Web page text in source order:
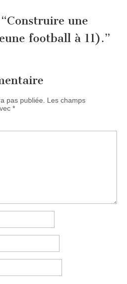
Construire une
football à 11).”
pas publiée. Les champs
*